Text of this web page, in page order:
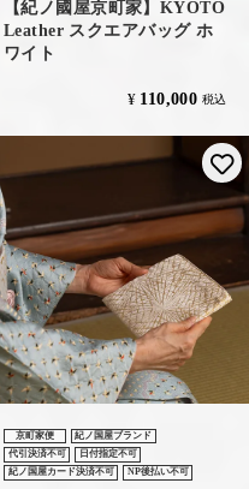
【紀ノ國屋京町家】KYOTO
Leather スクエアバッグ ホ
ワイト
¥ 110,000 税込
お気に入りに登録する
京町家便
紀ノ国屋ブランド
代引決済不可
日付指定不可
紀ノ国屋カード決済不可
NP後払い不可